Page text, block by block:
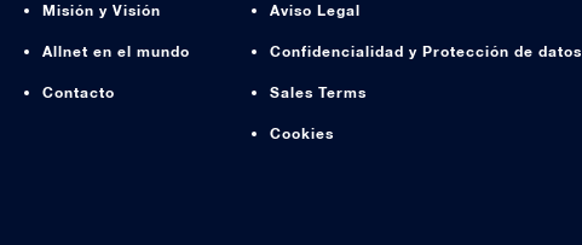
Misión y Visión
Allnet en el mundo
Contacto
Aviso Legal
Confidencialidad y Protección de datos
Sales Terms
Cookies